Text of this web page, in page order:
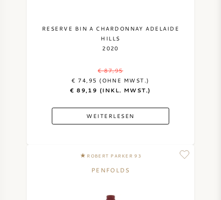
RESERVE BIN A CHARDONNAY ADELAIDE
HILLS
2020
€ 87,95
€ 74,95 (OHNE MWST.)
€ 89,19 (INKL. MWST.)
WEITERLESEN
ROBERT PARKER 93
PENFOLDS